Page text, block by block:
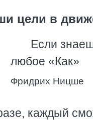
цели в
Если
любое «Как»
Фридрих Ницше
каждый